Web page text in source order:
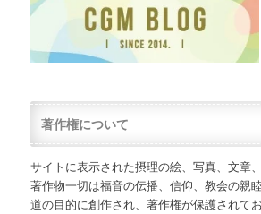
著作権について
サイトに表示された摂理の絵、写真、文章
著作物一切は福音の伝播、信仰、教会の親
道の目的に創作され、著作権が保護されて